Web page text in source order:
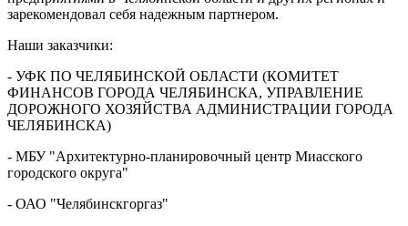
зарекомендовал себя надежным партнером.
Наши заказчики:
- УФК ПО ЧЕЛЯБИНСКОЙ ОБЛАСТИ (КОМИТЕТ
ФИНАНСОВ ГОРОДА ЧЕЛЯБИНСКА, УПРАВЛЕНИЕ
ДОРОЖНОГО ХОЗЯЙСТВА АДМИНИСТРАЦИИ ГОРОДА
ЧЕЛЯБИНСКА)
- МБУ "Архитектурно-планировочный центр Миасского
городского округа"
- ОАО "Челябинскгоргаз"